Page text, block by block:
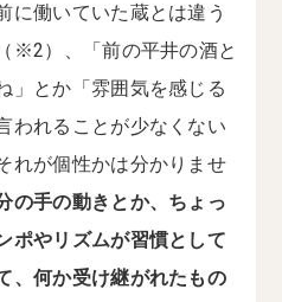
に働いていた蔵とは違う
※2）、「前の平井の酒と
」とか「雰囲気を感じる
われることが少なくない
れが個性かは分かりませ
の手の動きとか、ちょっ
ポやリズムが習慣として
、何か受け継がれたもの